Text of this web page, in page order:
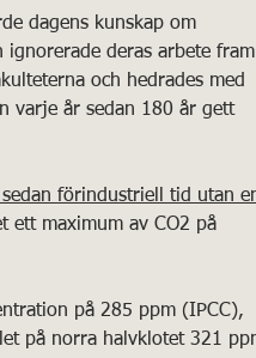
dagens kunskap om
deras arbete fram
och hedrades med
varje år sedan 180 år gett
förindustriell tid utan
ett maximum av CO2 på
på 285 ppm (IPCC),
på norra halvklotet 321